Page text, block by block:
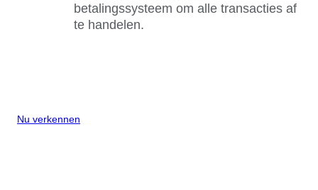
betalingssysteem om alle transacties af
te handelen.
Nu verkennen